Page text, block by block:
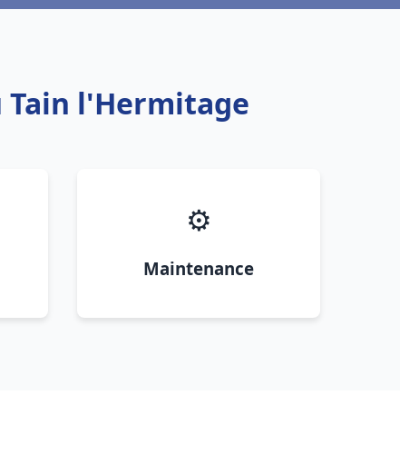
l'Hermitage
⚙️
Maintenance